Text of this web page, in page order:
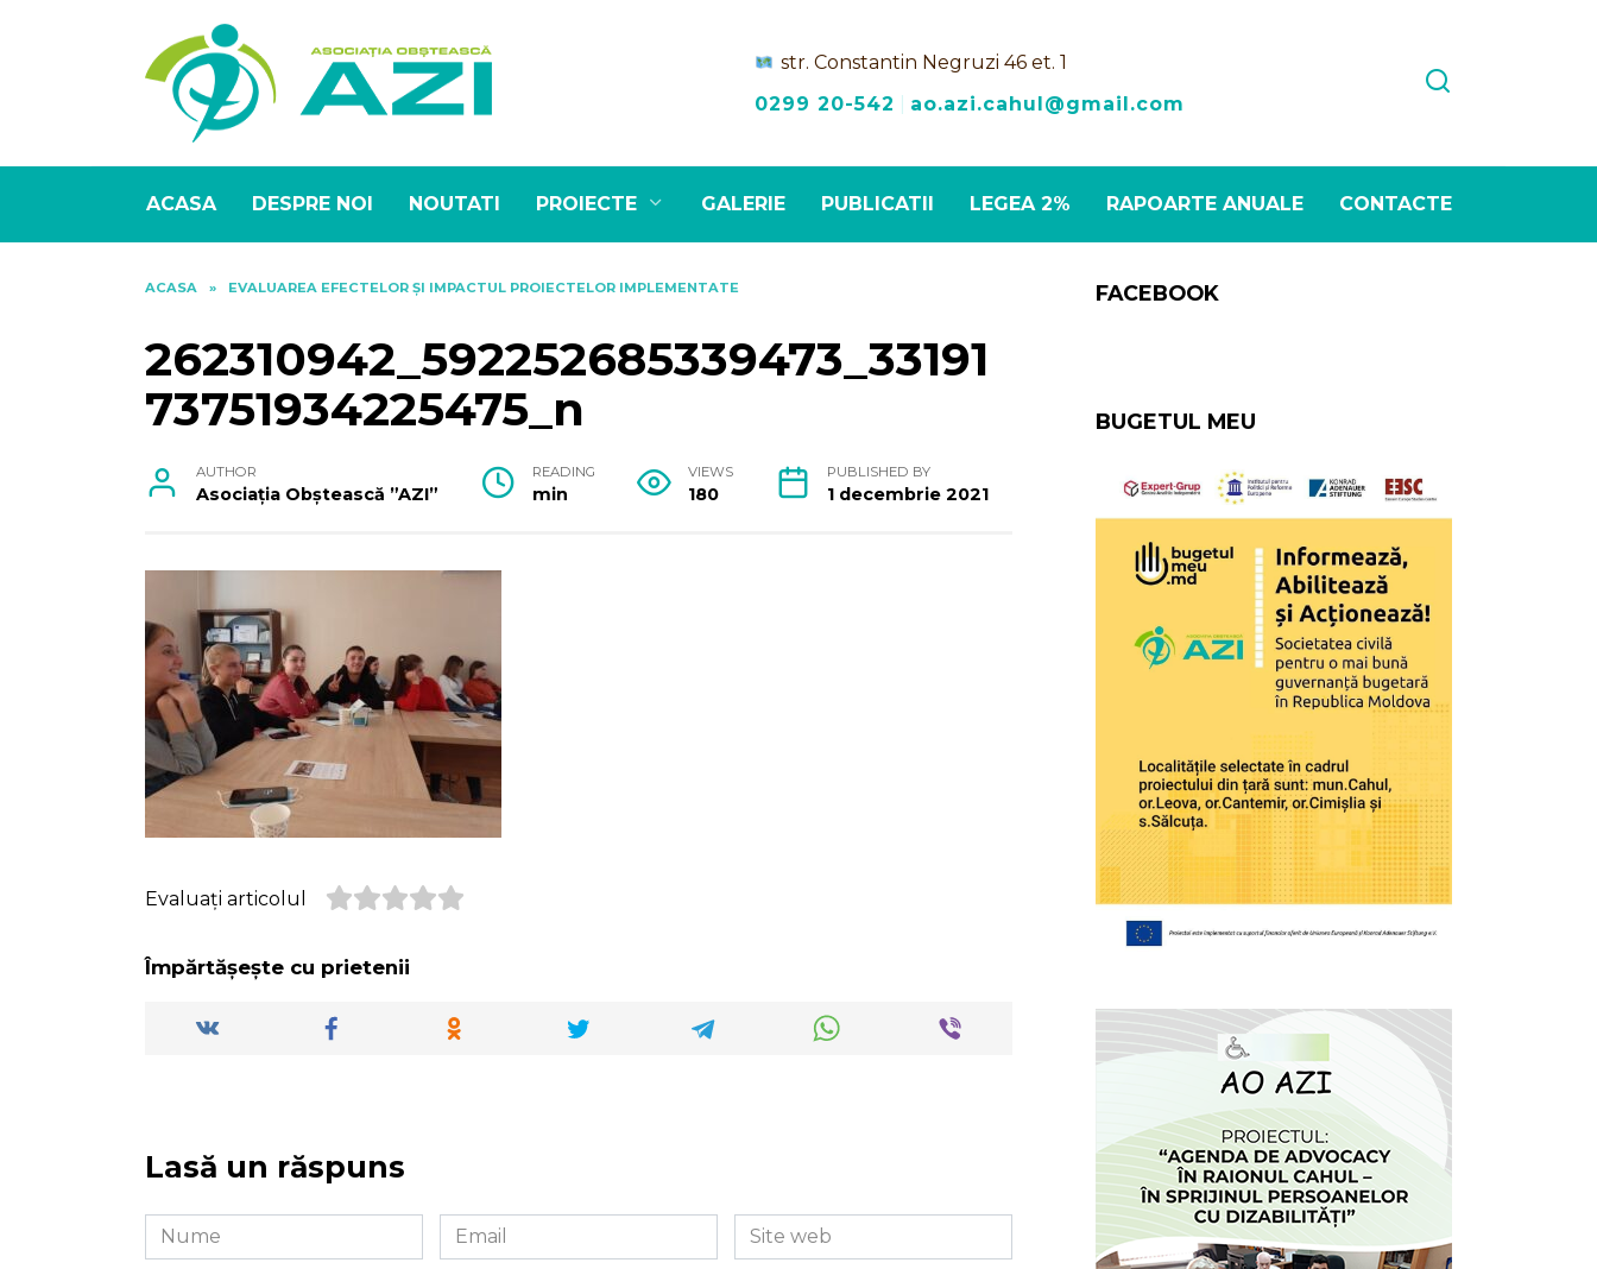
str. Constantin Negruzi 46 et. 1
0299 20-542
ao.azi.cahul@gmail.com
ACASA DESPRE NOI NOUTATI PROIECTE GALERIE PUBLICATII LEGEA 2% RAPOARTE ANUALE CONTACTE
ACASA » EVALUAREA EFECTELOR ȘI IMPACTUL PROIECTELOR IMPLEMENTATE
262310942_592252685339473_33191
73751934225475_n
AUTHOR
Asociația Obștească ”AZI”
READING
min
VIEWS
180
PUBLISHED BY
1 decembrie 2021
Evaluați articolul
Împărtășește cu prietenii
Lasă un răspuns
Nume
*
Email
*
Site
web
FACEBOOK
BUGETUL MEU